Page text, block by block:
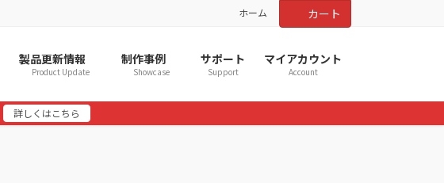
ホーム カート
製品更新情報
Product Update
制作事例
Showcase
サポート
Support
マイアカウント
Account
詳しくはこちら